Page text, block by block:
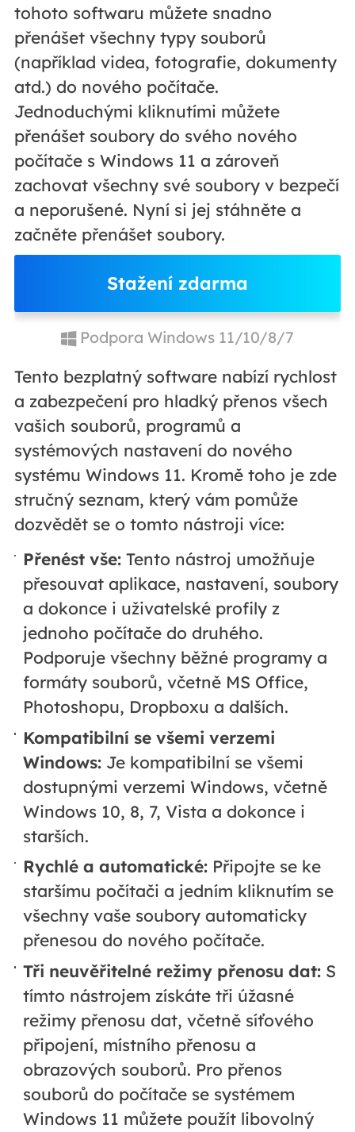
tohoto softwaru můžete snadno
přenášet všechny typy souborů
(například videa, fotografie, dokumenty
atd.) do nového počítače.
Jednoduchými kliknutími můžete
přenášet soubory do svého nového
počítače s Windows 11 a zároveň
zachovat všechny své soubory v bezpečí
a neporušené. Nyní si jej stáhněte a
začněte přenášet soubory.
Stažení zdarma
Podpora Windows 11/10/8/7
Tento bezplatný software nabízí rychlost
a zabezpečení pro hladký přenos všech
vašich souborů, programů a
systémových nastavení do nového
systému Windows 11. Kromě toho je zde
stručný seznam, který vám pomůže
dozvědět se o tomto nástroji více:
Přenést vše: Tento nástroj umožňuje
přesouvat aplikace, nastavení, soubory
a dokonce i uživatelské profily z
jednoho počítače do druhého.
Podporuje všechny běžné programy a
formáty souborů, včetně MS Office,
Photoshopu, Dropboxu a dalších.
Kompatibilní se všemi verzemi
Windows: Je kompatibilní se všemi
dostupnými verzemi Windows, včetně
Windows 10, 8, 7, Vista a dokonce i
starších.
Rychlé a automatické: Připojte se ke
staršímu počítači a jedním kliknutím se
všechny vaše soubory automaticky
přenesou do nového počítače.
Tři neuvěřitelné režimy přenosu dat: S
tímto nástrojem získáte tři úžasné
režimy přenosu dat, včetně síťového
připojení, místního přenosu a
obrazových souborů. Pro přenos
souborů do počítače se systémem
Windows 11 můžete použít libovolný